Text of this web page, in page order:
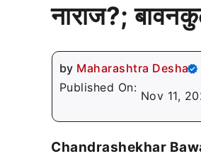
नाराज?;
by Maharashtra Desha
Published On:
Nov 11,
Chandrashekhar